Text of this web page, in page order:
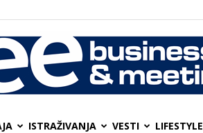
ISTRAŽIVANJA VESTI LIFESTYLE